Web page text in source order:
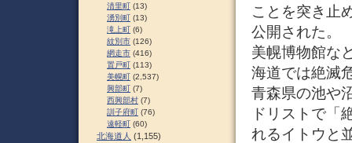
ことを突き止
公開された。
美幌博物館な
海道では絶滅
青森県の池や
ドリストで「
れるイトウと
清里町 (13)
湧別町 (13)
滝上町 (6)
紋別市 (126)
網走市 (416)
置戸町 (113)
美幌町 (2,537)
興部町 (7)
西興部村 (7)
訓子府町 (76)
遠軽町 (60)
北海道人 (1,155)